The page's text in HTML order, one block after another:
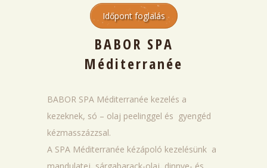
Időpont foglalás
BABOR SPA
Méditerranée
BABOR SPA Méditerranée kezelés a
kezeknek, só – olaj peelinggel és gyengéd
kézmasszázzsal.
A SPA Méditerranée kézápoló kezelésünk a